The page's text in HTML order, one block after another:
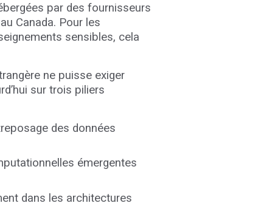
par des fournisseurs
Canada. Pour les
sensibles, cela
ne puisse exiger
sur trois piliers
des données
émergentes
dans les architectures